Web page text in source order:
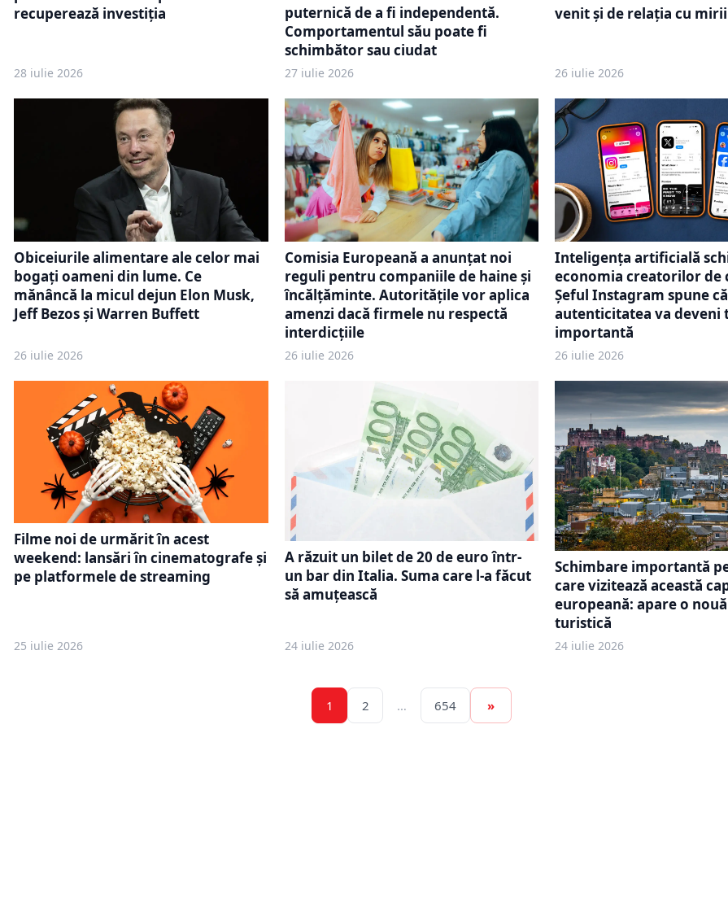
recuperează investiția
28 iulie 2026
puternică de a fi independentă.
Comportamentul său poate fi
schimbător sau ciudat
27 iulie 2026
venit și de relația cu mirii
26 iulie 2026
Obiceiurile alimentare ale celor mai
bogați oameni din lume. Ce
mănâncă la micul dejun Elon Musk,
Jeff Bezos și Warren Buffett
26 iulie 2026
Comisia Europeană a anunțat noi
reguli pentru companiile de haine și
încălțăminte. Autoritățile vor aplica
amenzi dacă firmele nu respectă
interdicțiile
26 iulie 2026
Inteligența artificială
economia creatorilor de
Șeful Instagram spune că
autenticitatea va deveni
importantă
26 iulie 2026
Filme noi de urmărit în acest
weekend: lansări în cinematografe și
pe platformele de streaming
25 iulie 2026
A răzuit un bilet de 20 de euro într-
un bar din Italia. Suma care l-a făcut
să amuțească
24 iulie 2026
Schimbare importantă
care vizitează această
europeană: apare o
turistică
24 iulie 2026
1 2 … 654 »